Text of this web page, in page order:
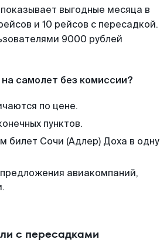
выгодные месяца в
и 10 рейсов с пересадкой.
9000 рублей
самолет без комиссии?
по цене.
пунктов.
билет Сочи (Адлер) Доха в одну
авиакомпаний,
с пересадками